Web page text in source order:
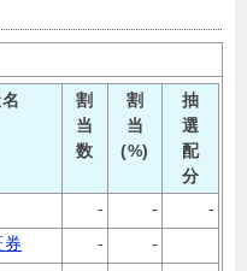
割
当
数
割
当
(%)
抽
選
配
分
- -
-
券
-
-